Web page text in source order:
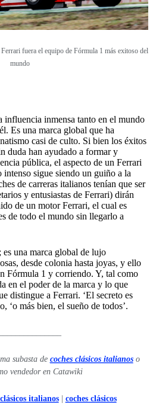
fuera el equipo de Fórmula 1 más exitoso del
mundo
influencia inmensa tanto en el mundo
Es una marca global que ha
casi de culto. Si bien los éxitos
duda han ayudado a formar y
pública, el aspecto de un Ferrari
sigue siendo un guiño a la
de carreras italianos tenían que ser
y entusiastas de Ferrari) dirán
de un motor Ferrari, el cual es
de todo el mundo sin llegarlo a
una marca global de lujo
desde colonia hasta joyas, y ello
Fórmula 1 y corriendo. Y, tal como
en el poder de la marca y lo que
distingue a Ferrari. ‘El secreto es
‘o más bien, el sueño de todos’.
subasta de coches clásicos italianoso
vendedor en Catawiki
italianos| coches clásicos